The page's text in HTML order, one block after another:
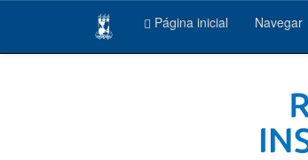
Página inicial Navegar